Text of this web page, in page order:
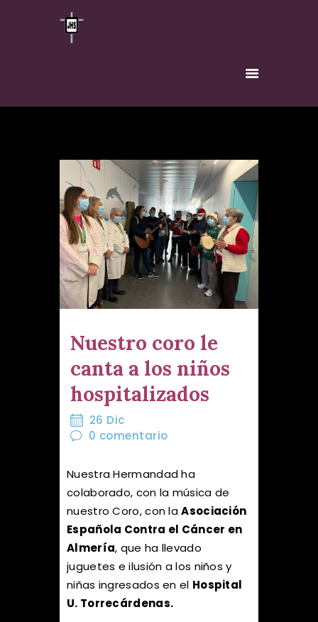
TITULAR
VÍA-CRUCIS
INSCRÍBETE
NOTICIAS
CONTACTO
Nuestro coro le
canta a los niños
hospitalizados
26 Dic
0 comentario
Nuestra Hermandad ha
colaborado, con la música de
nuestro Coro, con laAsociación
Española Contra el Cáncer en
Almería, que ha llevado
juguetes e ilusión a los niños y
niñas ingresados en el Hospital
U. Torrecárdenas.